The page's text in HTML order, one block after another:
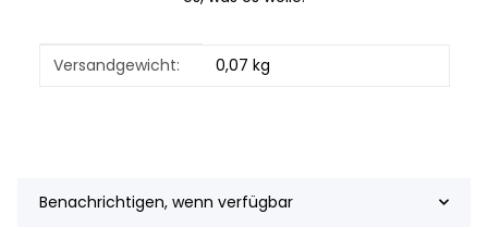
Produkteigenschaft
Wert
Versandgewicht: 0,07 kg
Benachrichtigen, wenn verfügbar